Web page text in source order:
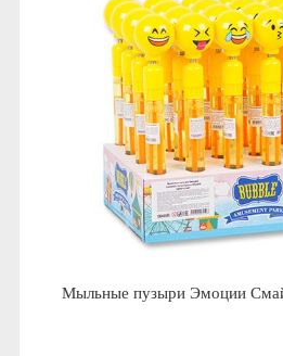
Мыльные пузыри Эмоции